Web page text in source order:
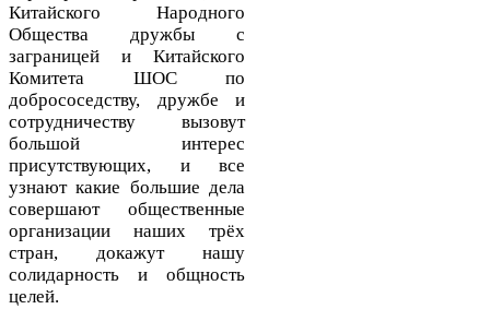
Китайского Народного
Общества дружбы с
заграницей и Китайского
Комитета ШОС по
добрососедству, дружбе и
сотрудничеству вызовут
большой интерес
присутствующих, и все
узнают какие большие дела
совершают общественные
организации наших трёх
стран, докажут нашу
солидарность и общность
целей.